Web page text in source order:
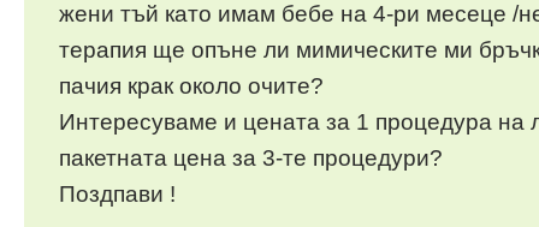
жени тъй като имам бебе на 4-ри месеце /
терапия ще опъне ли мимическите ми
пачия крак около очите?
Интересуваме и цената за 1 процедура на
пакетната цена за 3-те процедури?
Поздпави !